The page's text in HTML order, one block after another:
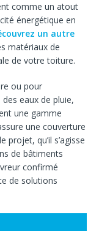
comme un atout
énergétique en
un autre
matériaux de
de votre toiture.
ou pour
eaux de pluie,
une gamme
une couverture
qu’il s’agisse
de bâtiments
confirmé
de solutions